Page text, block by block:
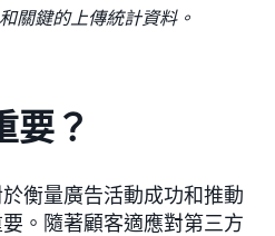
關鍵的上傳統計資料。
要？
衡量廣告活動成功和推動
。隨著顧客適應對第三方